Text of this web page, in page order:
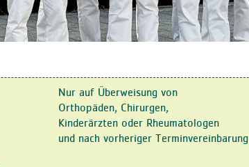
Nur auf Überweisung von
Orthopäden, Chirurgen,
Kinderärzten oder Rheumatologen
und nach vorheriger Terminvereinbarung